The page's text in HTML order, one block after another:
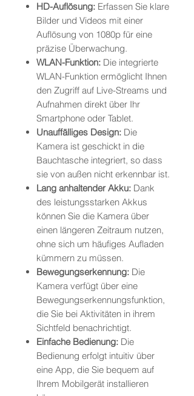
HD-Auflösung: Erfassen Sie klare
Bilder und Videos mit einer
Auflösung von 1080p für eine
präzise Überwachung.
WLAN-Funktion: Die integrierte
WLAN-Funktion ermöglicht Ihnen
den Zugriff auf Live-Streams und
Aufnahmen direkt über Ihr
Smartphone oder Tablet.
Unauffälliges Design: Die
Kamera ist geschickt in die
Bauchtasche integriert, so dass
sie von außen nicht erkennbar ist.
Lang anhaltender Akku: Dank
des leistungsstarken Akkus
können Sie die Kamera über
einen längeren Zeitraum nutzen,
ohne sich um häufiges Aufladen
kümmern zu müssen.
Bewegungserkennung: Die
Kamera verfügt über eine
Bewegungserkennungsfunktion,
die Sie bei Aktivitäten in ihrem
Sichtfeld benachrichtigt.
Einfache Bedienung: Die
Bedienung erfolgt intuitiv über
eine App, die Sie bequem auf
Ihrem Mobilgerät installieren